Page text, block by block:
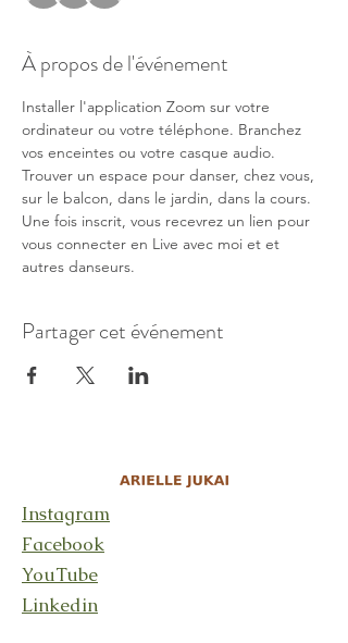
À propos de l'événement
Installer l'application Zoom sur votre
ordinateur ou votre téléphone. Branchez
vos enceintes ou votre casque audio.
Trouver un espace pour danser, chez vous,
sur le balcon, dans le jardin, dans la cours.
Une fois inscrit, vous recevrez un lien pour
vous connecter en Live avec moi et et
autres danseurs.
Partager cet événement
Instagram
Facebook
YouTube
Linkedin